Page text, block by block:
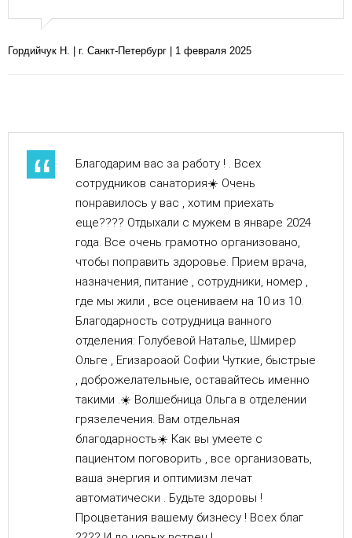
Гордийчук Н. | г. Санкт-Петербург | 1 февраля 2025
Благодарим вас за работу ! . Всех
сотрудников санатория☀️ Очень
понравилось у вас , хотим приехать
еще???? Отдыхали с мужем в январе 2024
года. Все очень грамотно организовано,
чтобы поправить здоровье. Прием врача,
назначения, питание , сотрудники, номер ,
где мы жили , все оцениваем на 10 из 10.
Благодарность сотрудница ванного
отделения: Голубевой Наталье, Шмирер
Ольге , Егизароаой Софии Чуткие, быстрые
, доброжелательные, оставайтесь именно
такими .☀️ Волшебница Ольга в отделении
грязелечения. Вам отдельная
благодарность☀️ Как вы умеете с
пациентом поговорить , все организовать,
ваша энергия и оптимизм лечат
автоматически . Будьте здоровы !
Процветания вашему бизнесу ! Всех благ